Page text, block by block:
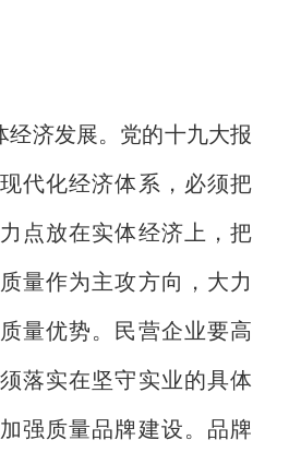
济发展。党的十九大报
代化经济体系，必须把
点放在实体经济上，把
量作为主攻方向，大力
量优势。民营企业要高
落实在坚守实业的具体
强质量品牌建设。品牌